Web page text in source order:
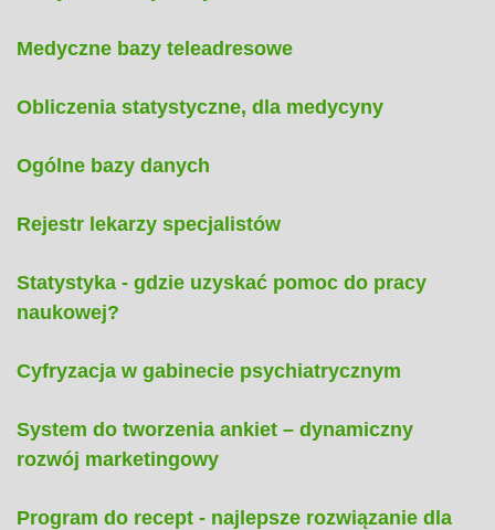
Medyczne bazy teleadresowe
Obliczenia statystyczne, dla medycyny
Ogólne bazy danych
Rejestr lekarzy specjalistów
Statystyka - gdzie uzyskać pomoc do pracy
naukowej?
Cyfryzacja w gabinecie psychiatrycznym
System do tworzenia ankiet – dynamiczny
rozwój marketingowy
Program do recept - najlepsze rozwiązanie dla